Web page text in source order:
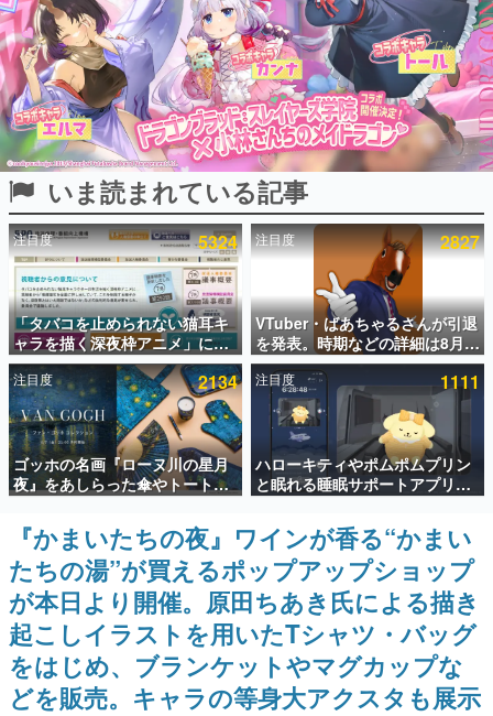
電ファミのいま読まれている記事ランキング
アプリセール情報
インタビュー
連載・特集一覧
殿堂入り記事
SNS拡散数が数千以上！ ページビュー数万以上！ などな
ど。多くの人々に読まれた、電ファミ渾身の“殿堂入り”記
事をまとめました。
ゲームの企画書
名作ゲームクリエイターの方々に製作時のエピソードをお
聞きし、ヒットする企画（ゲーム）とは何か？を探ってい
きます。
赫本
この物語を解いてはいけない。『赫本』は、〈試験問題〉
の形をした短編ホラー小説集です。
新世代に訊く
これからのデジタルゲーム市場を担う若きクリエイター達
の姿を追い、彼らのルーツと情熱を探っていきます。
ゲーム世代の作家たち
ゲームに多大な影響を受けた作家さんに取材し、ゲームが
日本のコンテンツ産業やカルチャーに与えた影響を探る企
画です。
日本モバイルゲーム産業史
日本のモバイルゲーム史における主要なトピック・タイト
ルを網羅するほか、開発者へのインタビューや識者による
解説を掲載。約20年の歴史が一望できる決定版！
いま読まれている記事
注目度 5324
「タバコを止められない猫耳キ
ャラを描く深夜枠アニメ」に視
聴者の一部から批判意見。違法
薬物の使用と思しき描写も含め
て、BPOが議論を交わす
注目度 2827
VTuber・ばあちゃるさんが引退
を発表。時期などの詳細は8月9
日15時からの配信で説明
注目度 2134
ゴッホの名画『ローヌ川の星月
夜』をあしらった傘やトートバ
ッグなどが登場。8月7日21時よ
り2日間限定で予約販売
注目度 1111
ハローキティやポムポムプリン
と眠れる睡眠サポートアプリ
『ゆめたび』が配信中。キャラ
ごとのASMRや目覚ましアラー
ムも搭載
『かまいたちの夜』ワインが香る“かまい
たちの湯”が買えるポップアップショップ
が本日より開催。原田ちあき氏による描き
起こしイラストを用いたTシャツ・バッグ
をはじめ、ブランケットやマグカップな
どを販売。キャラの等身大アクスタも展示